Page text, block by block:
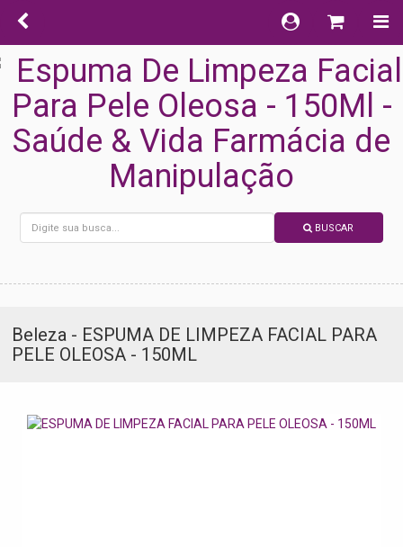
BUSCAR
Beleza - ESPUMA DE LIMPEZA FACIAL PARA
PELE OLEOSA - 150ML